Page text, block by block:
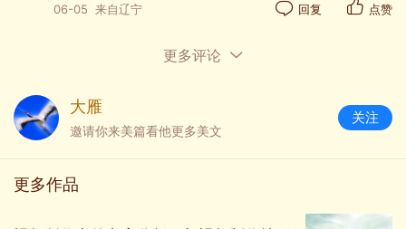
06-05 来自辽宁 回复 点赞
更多评论
大雁
邀请你来美篇看他更多美文
关注
更多作品